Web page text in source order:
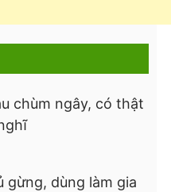
chùm ngây, có thật
gừng, dùng làm gia